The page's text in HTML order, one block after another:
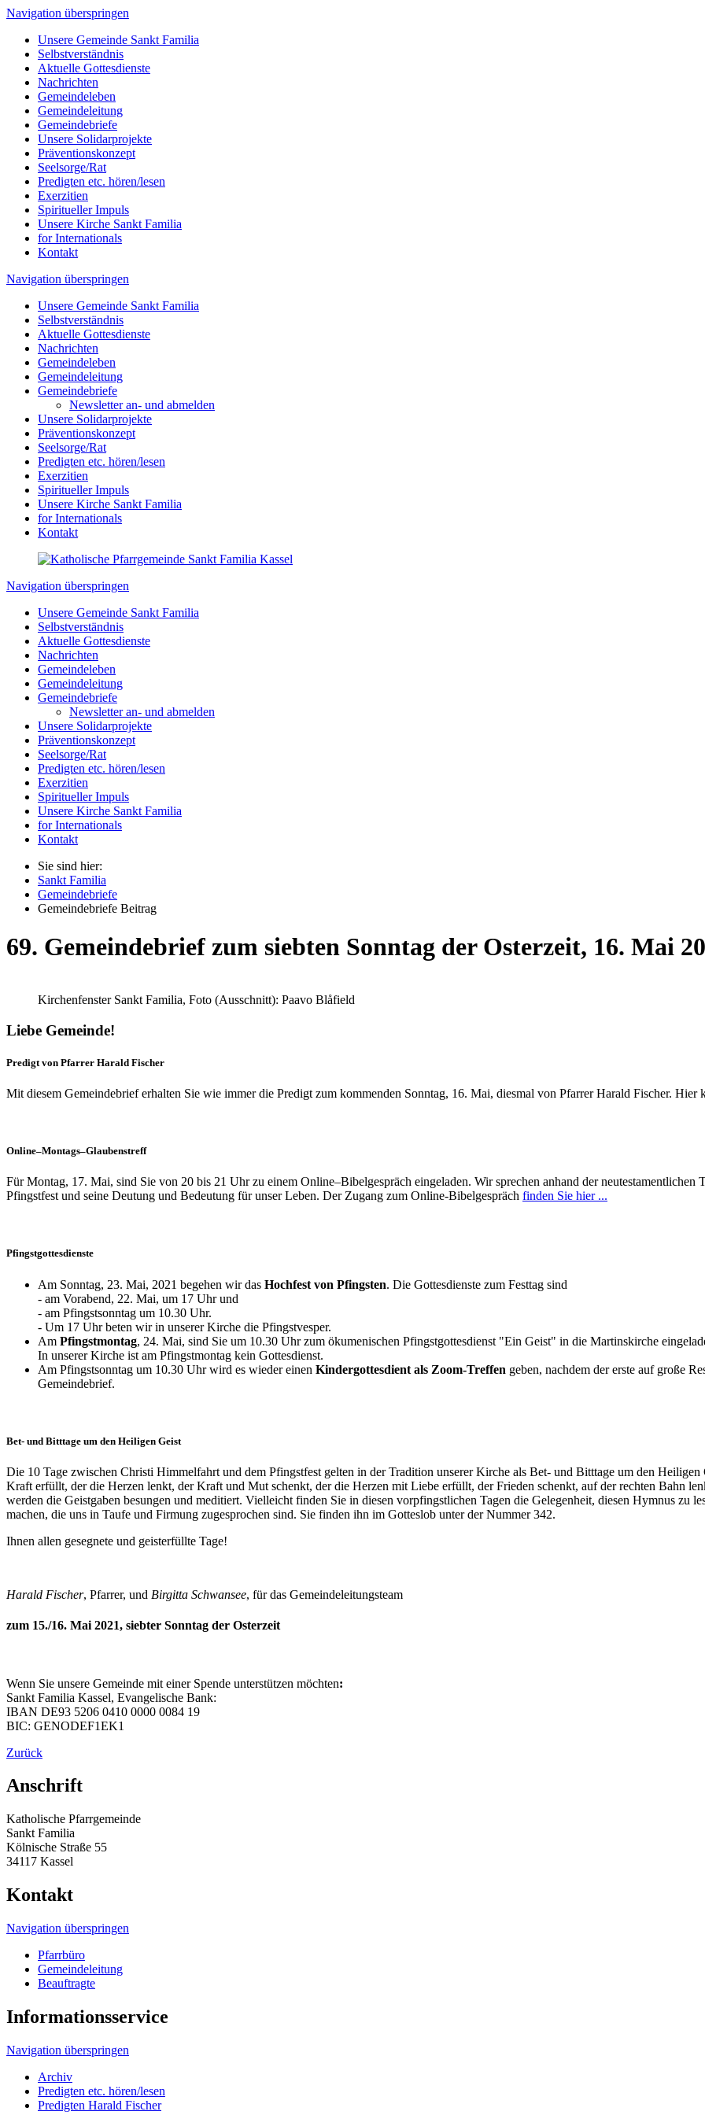
Navigation überspringen
Unsere Gemeinde Sankt Familia
Selbstverständnis
Aktuelle Gottesdienste
Nachrichten
Gemeindeleben
Gemeindeleitung
Gemeindebriefe
Unsere Solidarprojekte
Präventionskonzept
Seelsorge/Rat
Predigten etc. hören/lesen
Exerzitien
Spiritueller Impuls
Unsere Kirche Sankt Familia
for Internationals
Kontakt
Navigation überspringen
Unsere Gemeinde Sankt Familia
Selbstverständnis
Aktuelle Gottesdienste
Nachrichten
Gemeindeleben
Gemeindeleitung
Gemeindebriefe
Newsletter an- und abmelden
Unsere Solidarprojekte
Präventionskonzept
Seelsorge/Rat
Predigten etc. hören/lesen
Exerzitien
Spiritueller Impuls
Unsere Kirche Sankt Familia
for Internationals
Kontakt
Navigation überspringen
Unsere Gemeinde Sankt Familia
Selbstverständnis
Aktuelle Gottesdienste
Nachrichten
Gemeindeleben
Gemeindeleitung
Gemeindebriefe
Newsletter an- und abmelden
Unsere Solidarprojekte
Präventionskonzept
Seelsorge/Rat
Predigten etc. hören/lesen
Exerzitien
Spiritueller Impuls
Unsere Kirche Sankt Familia
for Internationals
Kontakt
Sie sind hier:
Sankt Familia
Gemeindebriefe
Gemeindebriefe Beitrag
69. Gemeindebrief zum siebten Sonntag der Osterzeit, 16. Mai
Kirchenfenster Sankt Familia, Foto (Ausschnitt): Paavo Blåfield
Liebe Gemeinde!
Predigt von Pfarrer Harald Fischer
Mit diesem Gemeindebrief erhalten Sie wie immer die Predigt zum kommenden Sonntag, 16. Mai, diesmal von Pfarrer Harald Fischer. Hier
Online–Montags–Glaubenstreff
Für Montag, 17. Mai, sind Sie von 20 bis 21 Uhr zu einem Online–Bibelgespräch eingeladen. Wir sprechen anhand der neutestamentlichen
Pfingstfest und seine Deutung und Bedeutung für unser Leben. Der Zugang zum Online-Bibelgespräch finden Sie hier ...
Pfingstgottesdienste
Am Sonntag, 23. Mai, 2021 begehen wir das Hochfest von Pfingsten. Die Gottesdienste zum Festtag sind
- am Vorabend, 22. Mai, um 17 Uhr und
- am Pfingstsonntag um 10.30 Uhr.
- Um 17 Uhr beten wir in unserer Kirche die Pfingstvesper.
Am Pfingstmontag, 24. Mai, sind Sie um 10.30 Uhr zum ökumenischen Pfingstgottesdienst "Ein Geist" in die Martinskirche
In unserer Kirche ist am Pfingstmontag kein Gottesdienst.
Am Pfingstsonntag um 10.30 Uhr wird es wieder einen Kindergottesdient als Zoom-Treffen geben, nachdem der erste auf große
Gemeindebrief.
Bet- und Bitttage um den Heiligen Geist
Die 10 Tage zwischen Christi Himmelfahrt und dem Pfingstfest gelten in der Tradition unserer Kirche als Bet- und Bitttage um den
Kraft erfüllt, der die Herzen lenkt, der Kraft und Mut schenkt, der die Herzen mit Liebe erfüllt, der Frieden schenkt, auf der rechten Bahn
werden die Geistgaben besungen und meditiert. Vielleicht finden Sie in diesen vorpfingstlichen Tagen die Gelegenheit, diesen Hymnus zu
machen, die uns in Taufe und Firmung zugesprochen sind. Sie finden ihn im Gotteslob unter der Nummer 342.
Ihnen allen gesegnete und geisterfüllte Tage!
Harald Fischer, Pfarrer, und Birgitta Schwansee, für das Gemeindeleitungsteam
zum 15./16. Mai 2021, siebter Sonntag der Osterzeit
Wenn Sie unsere Gemeinde mit einer Spende unterstützen möchten:
Sankt Familia Kassel, Evangelische Bank:
IBAN DE93 5206 0410 0000 0084 19
BIC: GENODEF1EK1
Zurück
Anschrift
Katholische Pfarrgemeinde
Sankt Familia
Kölnische Straße 55
34117 Kassel
Kontakt
Navigation überspringen
Pfarrbüro
Gemeindeleitung
Beauftragte
Informationsservice
Navigation überspringen
Archiv
Predigten etc. hören/lesen
Predigten Harald Fischer